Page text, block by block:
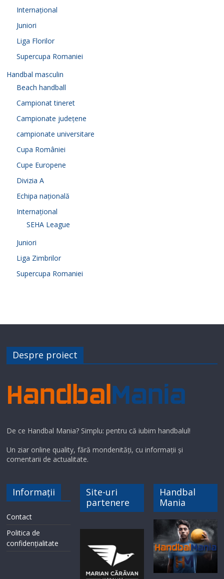
Internațional
Juniori
Liga Florilor
Supercupa Romaniei
Handbal masculin
Beach handball
Campionat tineret
Campionate județene
campionate universitare
Cupa României
Cupe Europene
Divizia A
Echipa națională
Internațional
SEHA League
Juniori
Liga Zimbrilor
Supercupa Romaniei
Despre proiect
De ce Handbal Mania? Simplu: pentru că iubim handbalul!
Un ziar online quality, fără mondenități, cu informații și
comentarii de actualitate.
Informații
Contact
Politica de
confidențialitate
Site-uri
partenere
Handbal
Mania